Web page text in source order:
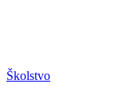
Školstvo